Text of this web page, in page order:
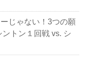
じゃない！3つの願
トン１回戦 vs. シ